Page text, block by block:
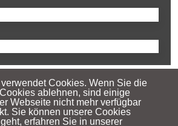
Cookies. Wenn Sie die
ablehnen, sind einige
Webseite nicht mehr verfügbar
Sie können unsere Cookies
erfahren Sie in unserer